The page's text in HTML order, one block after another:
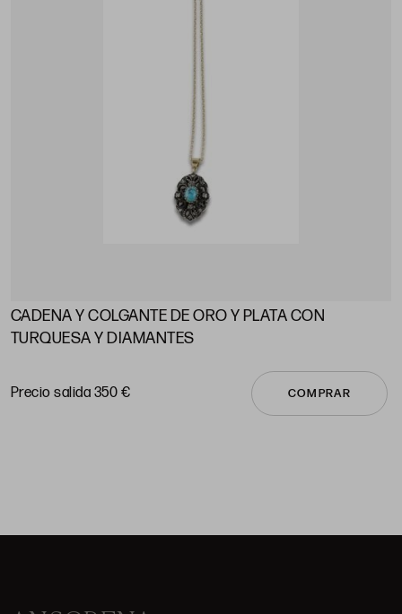
CADENA Y COLGANTE DE ORO Y PLATA CON
TURQUESA Y DIAMANTES
Precio salida 350 € COMPRAR